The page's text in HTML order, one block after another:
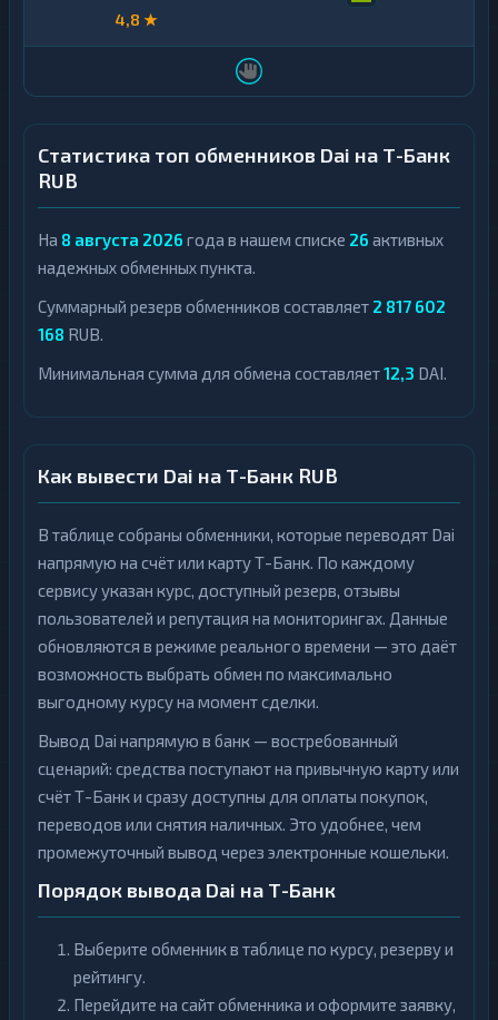
4,8 ★
Статистика топ обменников Dai на Т-Банк
RUB
На 8 августа 2026 года в нашем списке 26 активных
надежных обменных пункта.
Суммарный резерв обменников составляет 2 817 602
168 RUB.
Минимальная сумма для обмена составляет12,3 DAI.
Как вывести Dai на Т-Банк RUB
В таблице собраны обменники, которые переводят Dai
напрямую на счёт или карту Т-Банк. По каждому
сервису указан курс, доступный резерв, отзывы
пользователей и репутация на мониторингах. Данные
обновляются в режиме реального времени — это даёт
возможность выбрать обмен по максимально
выгодному курсу на момент сделки.
Вывод Dai напрямую в банк — востребованный
сценарий: средства поступают на привычную карту или
счёт Т-Банк и сразу доступны для оплаты покупок,
переводов или снятия наличных. Это удобнее, чем
промежуточный вывод через электронные кошельки.
Порядок вывода Dai на Т-Банк
Выберите обменник в таблице по курсу, резерву и
рейтингу.
Перейдите на сайт обменника и оформите заявку,